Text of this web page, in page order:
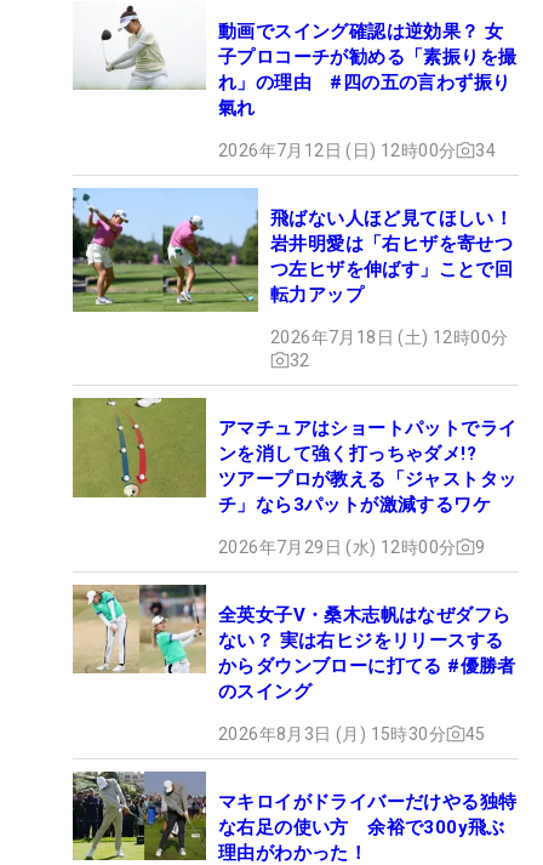
動画でスイング確認は逆効果？ 女
子プロコーチが勧める「素振りを撮
れ」の理由 #四の五の言わず振り
氣れ
2026年7月12日 (日) 12時00分 34
飛ばない人ほど見てほしい！
岩井明愛は「右ヒザを寄せつ
つ左ヒザを伸ばす」ことで回
転力アップ
2026年7月18日 (土) 12時00分
32
アマチュアはショートパットでライ
ンを消して強く打っちゃダメ!?
ツアープロが教える「ジャストタッ
チ」なら3パットが激減するワケ
2026年7月29日 (水) 12時00分 9
全英女子V・桑木志帆はなぜダフら
ない？ 実は右ヒジをリリースする
からダウンブローに打てる #優勝者
のスイング
2026年8月3日 (月) 15時30分 45
マキロイがドライバーだけやる独特
な右足の使い方 余裕で300y飛ぶ
理由がわかった！